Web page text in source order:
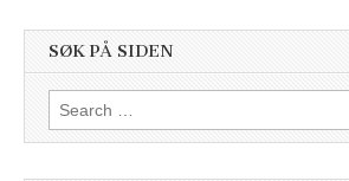
SØK PÅ SIDEN
Search
for: